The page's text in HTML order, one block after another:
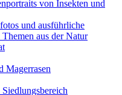
von Insekten und
und ausführliche
aus der Natur
Magerrasen